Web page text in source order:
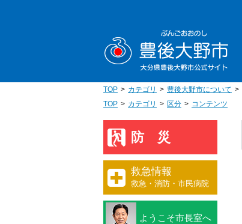
移
TOP カテゴリ 豊後大野市について
TOP
カテゴリ 区分 コンテンツ
防災
救急情報
救急・消防・市民病院
ようこそ市長室へ